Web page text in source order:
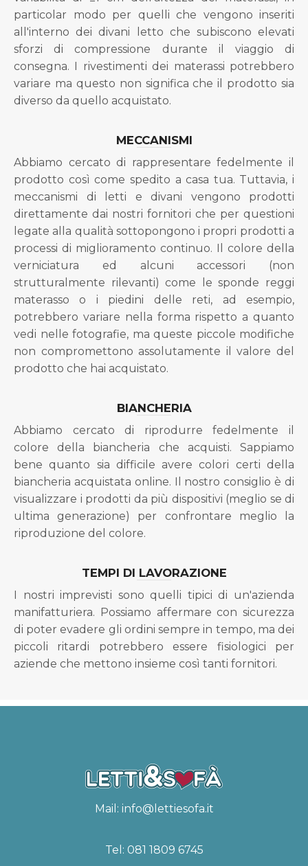
particolar modo per quelli che vengono inseriti
all'interno dei divani letto che subiscono elevati
sforzi di compressione durante il viaggio di
consegna. I rivestimenti dei materassi potrebbero
variare ma questo non significa che il prodotto sia
diverso da quello acquistato.
MECCANISMI
Abbiamo cercato di rappresentare fedelmente il
prodotto così come spedito a casa tua. Tuttavia, i
meccanismi di letti e divani vengono prodotti
direttamente dai nostri fornitori che per questioni
legate alla qualità sottopongono i propri prodotti a
processi di miglioramento continuo. Il colore della
verniciatura ed alcuni accessori (non
strutturalmente rilevanti) come le sponde reggi
materasso o i piedini delle reti, ad esempio,
potrebbero variare nella forma rispetto a quanto
vedi nelle fotografie, ma queste piccole modifiche
non compromettono assolutamente il valore del
prodotto che hai acquistato.
BIANCHERIA
Abbiamo cercato di riprodurre fedelmente il
colore della biancheria che acquisti. Sappiamo
bene quanto sia difficile avere colori certi della
biancheria acquistata online. Il nostro consiglio è di
visualizzare i prodotti da più dispositivi (meglio se di
ultima generazione) per confrontare meglio la
riproduzione del colore.
TEMPI DI LAVORAZIONE
I nostri imprevisti sono quelli tipici di un'azienda
manifatturiera. Possiamo affermare con sicurezza
di poter evadere gli ordini sempre in tempo, ma dei
piccoli ritardi potrebbero essere fisiologici per
aziende che mettono insieme così tanti fornitori.
Mail: info@lettiesofa.it
Tel: 081 1809 6745